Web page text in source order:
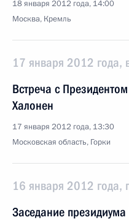
18 января 2012 года, 14:00
Москва, Кремль
17 января 2012 года,
Встреча с
Халонен
17 января 2012 года, 13:30
Московская область, Горки
16 января 2012 года,
Заседание президиума